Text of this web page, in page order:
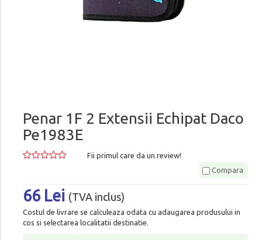
Penar 1F 2 Extensii Echipat Daco
Pe1983E
Fii primul care da un review!
Compara
66 Lei (TVA inclus)
Costul de livrare se calculeaza odata cu adaugarea produsului in
cos si selectarea localitatii destinatie.